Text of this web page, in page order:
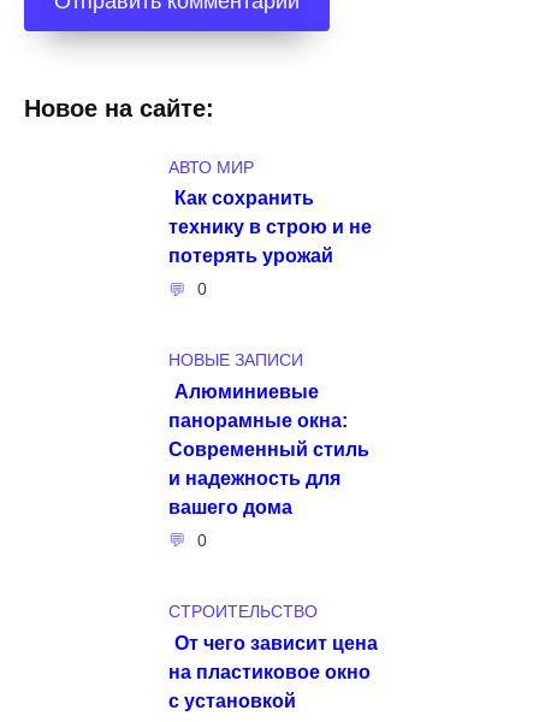
Новое на сайте:
АВТО МИР
Как сохранить
технику в строю и не
потерять урожай
0
НОВЫЕ ЗАПИСИ
Алюминиевые
панорамные окна:
Современный стиль
и надежность для
вашего дома
0
СТРОИТЕЛЬСТВО
От чего зависит цена
на пластиковое окно
с установкой